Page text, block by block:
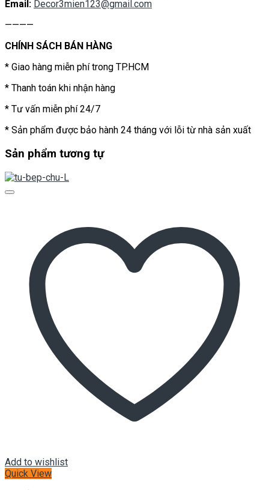
Email: Decor3mien123@gmail.com
————
CHÍNH SÁCH BÁN HÀNG
* Giao hàng miễn phí trong TP.HCM
* Thanh toán khi nhận hàng
* Tư vấn miễn phí 24/7
* Sản phẩm được bảo hành 24 tháng với lỗi từ nhà sản xuất
Sản phẩm tương tự
Add to wishlist
Quick View